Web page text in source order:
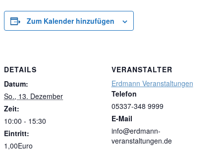
Zum Kalender hinzufügen
DETAILS
Datum:
So., 13. Dezember
Zeit:
10:00 - 15:30
Eintritt:
1,00Euro
VERANSTALTER
Erdmann Veranstaltungen
Telefon
05337-348 9999
E-Mail
info@erdmann-
veranstaltungen.de